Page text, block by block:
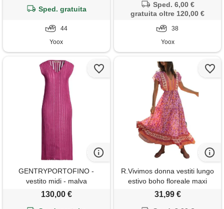
Sped. gratuita
44
Yoox
Sped. 6,00 €
gratuita oltre 120,00 €
38
Yoox
GENTRYPORTOFINO -
vestito midi - malva
130,00 €
R.Vivimos donna vestiti lungo
estivo boho floreale maxi
abito elegante scollo a v
maniche corte abito casual
31,99 €